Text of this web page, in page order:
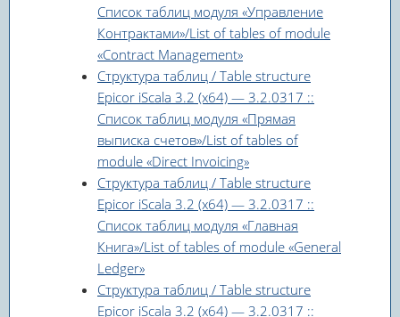
Список таблиц модуля «Управление
Контрактами»/List of tables of module
«Contract Management»
Структура таблиц / Table structure
Epicor iScala 3.2 (x64) — 3.2.0317 ::
Список таблиц модуля «Прямая
выписка счетов»/List of tables of
module «Direct Invoicing»
Структура таблиц / Table structure
Epicor iScala 3.2 (x64) — 3.2.0317 ::
Список таблиц модуля «Главная
Книга»/List of tables of module «General
Ledger»
Структура таблиц / Table structure
Epicor iScala 3.2 (x64) — 3.2.0317 ::